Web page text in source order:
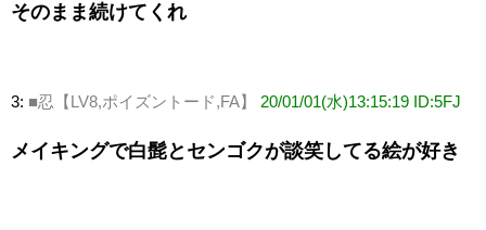
そのまま続けてくれ
3: ■忍【LV8,ポイズントード,FA】 20/01/01(水)13:15:19 ID:5FJ
メイキングで白髭とセンゴクが談笑してる絵が好き